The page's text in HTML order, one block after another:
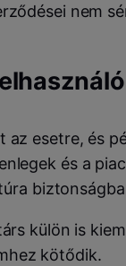
nem
az esetre, és
és a
külön is
kötődik.